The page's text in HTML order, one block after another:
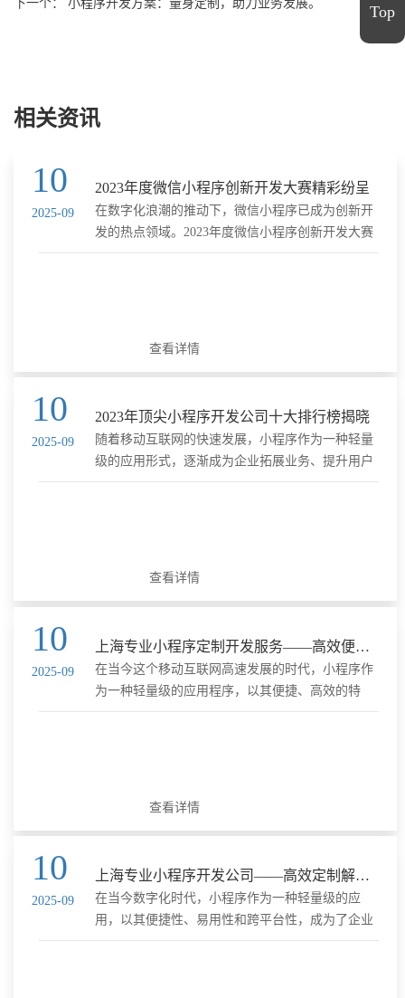
下一个： 小程序开发方案：量身定制，助力业务发展。
相关资讯
10
2025-09
2023年度微信小程序创新开发大赛精彩纷呈
在数字化浪潮的推动下，微信小程序已成为创新开
发的热点领域。2023年度微信小程序创新开发大赛
的举办，不仅为全球开发者提供了一个展示才华的
查看详情
10
2025-09
2023年顶尖小程序开发公司十大排行榜揭晓
随着移动互联网的快速发展，小程序作为一种轻量
级的应用形式，逐渐成为企业拓展业务、提升用户
体验的重要手段。在众多小程序开发公司中，哪些
查看详情
10
2025-09
上海专业小程序定制开发服务——高效便捷的技术解决方案
在当今这个移动互联网高速发展的时代，小程序作
为一种轻量级的应用程序，以其便捷、高效的特
点，受到了众多企业和个人的青睐。上海，作为中
查看详情
10
2025-09
上海专业小程序开发公司——高效定制解决方案
在当今数字化时代，小程序作为一种轻量级的应
用，以其便捷性、易用性和跨平台性，成为了企业
数字化转型的重要工具。上海，作为中国重要的商
Top